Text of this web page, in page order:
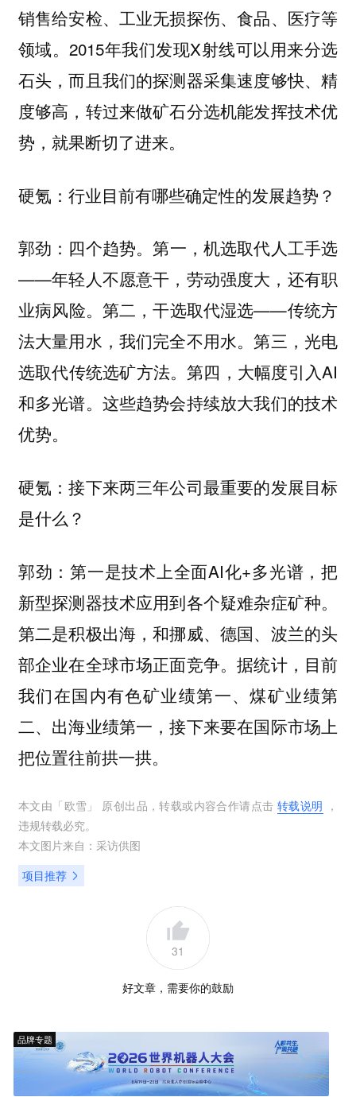
销售给安检、工业无损探伤、食品、医疗等
领域。2015年我们发现X射线可以用来分选
石头，而且我们的探测器采集速度够快、精
度够高，转过来做矿石分选机能发挥技术优
势，就果断切了进来。
硬氪：行业目前有哪些确定性的发展趋势？
郭劲： 四个趋势。第一，机选取代人工手选
——年轻人不愿意干，劳动强度大，还有职
业病风险。第二，干选取代湿选——传统方
法大量用水，我们完全不用水。第三，光电
选取代传统选矿方法。第四，大幅度引入AI
和多光谱。这些趋势会持续放大我们的技术
优势。
硬氪：接下来两三年公司最重要的发展目标
是什么？
郭劲：第一是技术上全面AI化+多光谱，把
新型探测器技术应用到各个疑难杂症矿种。
第二是积极出海，和挪威、德国、波兰的头
部企业在全球市场正面竞争。据统计，目前
我们在国内有色矿业绩第一、煤矿业绩第
二、出海业绩第一，接下来要在国际市场上
把位置往前拱一拱。
本文由「 欧雪 」 原创出品，转载或内容合作请点击 转载说明 ，
违规转载必究。
本文图片来自： 采访供图
项目推荐
31
好文章，需要你的鼓励
品牌专题